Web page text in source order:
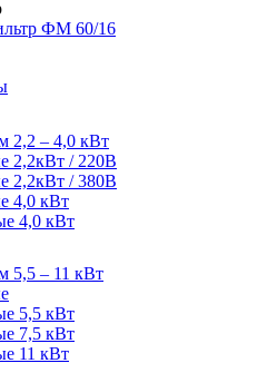
ФМ 60/16
2,2 – 4,0 кВт
2,2кВт / 220В
2,2кВт / 380В
4,0 кВт
4,0 кВт
5,5 – 11 кВт
5,5 кВт
7,5 кВт
11 кВт